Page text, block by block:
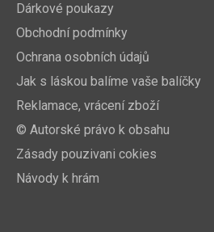
Dárkové poukazy
Obchodní podmínky
Ochrana osobních údajů
Jak s láskou balíme vaše balíčky
Reklamace, vrácení zboží
© Autorské právo k obsahu
Zásady pouzivani cokies
Návody k hrám